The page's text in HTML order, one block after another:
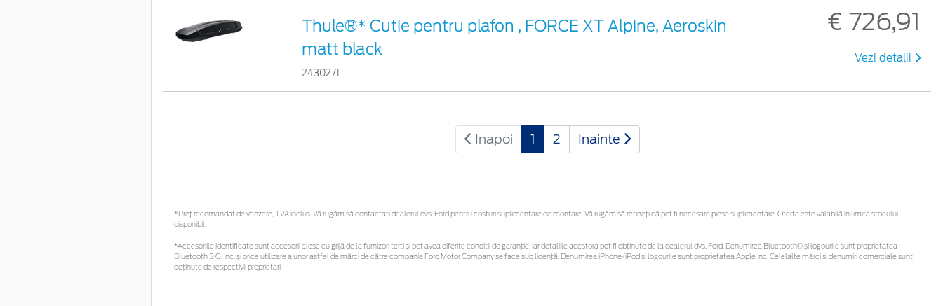
Thule®* Cutie pentru plafon , FORCE XT Alpine, Aeroskin
matt black
2430271
€ 726,91
Vezi detalii
Inapoi 1 2 Inainte
*Preţ recomandat de vânzare, TVA inclus. Vă rugăm să contactaţi dealerul dvs. Ford pentru costuri suplimentare de montare. Vă rugăm să rețineți că pot fi necesare piese suplimentare. Oferta este valabilă în limita stocului
disponibil.
*Accesoriile identificate sunt accesorii alese cu grijă de la furnizori terți și pot avea diferite condiții de garanție, iar detaliile acestora pot fi obținute de la dealerul dvs. Ford. Denumirea Bluetooth® și logourile sunt proprietatea
Bluetooth SIG, Inc. și orice utilizare a unor astfel de mărci de către compania Ford Motor Company se face sub licență. Denumirea iPhone/iPod și logourile sunt proprietatea Apple Inc. Celelalte mărci și denumiri comerciale sunt
deținute de respectivii proprietari